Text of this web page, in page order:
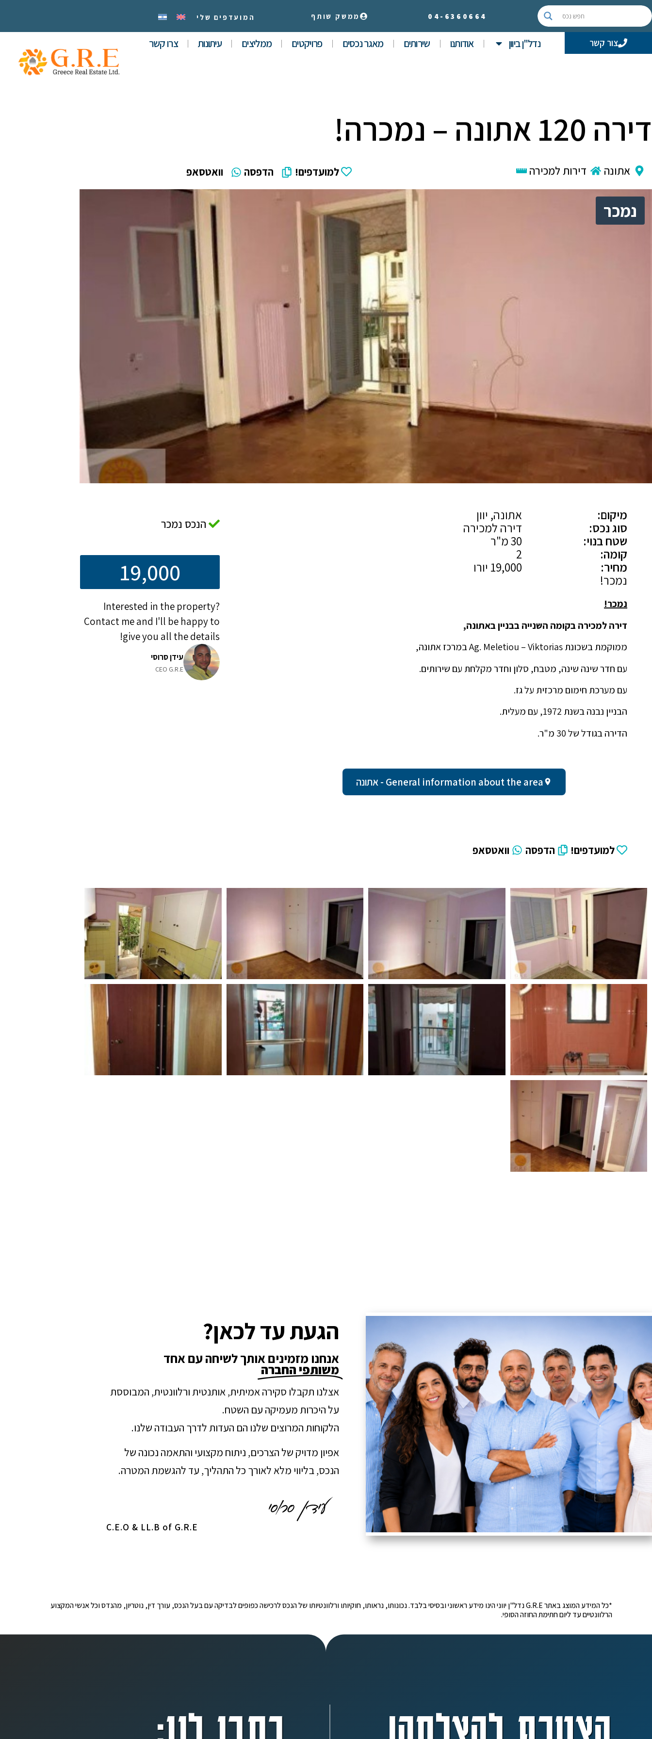
04- 6360664 ממשק שותף המועדפים שלי
צור קשר נדל"ן ביוון אודותנו שירותים מאגר נכסים פרויקטים ממליצים עיתונות צרו קשר
דירה 120 אתונה – נמכרה!
אתונה דירות למכירה למועדפים! הדפסה וואטסאפ
נמכר
מיקום:
אתונה, יוון
סוג נכס:
דירה למכירה
שטח בנוי:
קומה:
מחיר:
נמכר!
נמכר!
דירה למכירה בקומה השנייה בבניין באתונה,
ממוקמת בשכונת Ag. Meletiou – Viktorias במרכז אתונה,
עם חדר שינה שינה, מטבח, סלון וחדר מקלחת עם שירותים.
עם מערכת חימום מרכזית על גז.
הבניין נבנה בשנת 1972, עם מעלית.
הדירה בגודל של 30 מ"ר.
General information about the area - אתונה
למועדפים! הדפסה וואטסאפ
הנכס נמכר
19,000
Interested in the property?
Contact me and I'll be happy to
give you all the details!
עידן סרוסי
CEO G.R.E
הגעת עד לכאן?
אנחנו מזמינים אותך לשיחה עם אחד
משותפי החברה
אצלנו תקבלו סקירה אמיתית, אותנטית ורלוונטית, המבוססת
על היכרות מעמיקה עם השטח.
הלקוחות המרוצים שלנו הם העדות לדרך העבודה שלנו.
אפיון מדויק של הצרכים, ניתוח מקצועי והתאמה נכונה של
הנכס, בליווי מלא לאורך כל התהליך, עד להגשמת המטרה.
C.E.O & LL.B of G.R.E
*כל המידע המוצג באתר G.R.E נדל"ן יווני הינו מידע ראשוני ובסיסי בלבד. נכונותו, נראותו, חוקיותו ורלוונטיותו של הנכס לרכישה כפופים לבדיקה עם בעל הנכס, עורך דין, נוטריון, מהנדס וכל אנשי המקצוע
הרלוונטיים עד ליום חתימת החוזה הסופי.